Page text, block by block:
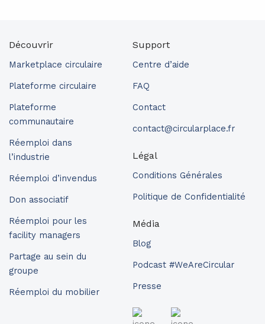
Découvrir
Marketplace circulaire
Plateforme circulaire
Plateforme
communautaire
Réemploi dans
l’industrie
Réemploi d’invendus
Don associatif
Réemploi pour les
facility managers
Partage au sein du
groupe
Réemploi du mobilier
Support
Centre d’aide
FAQ
Contact
contact@circularplace.fr
Légal
Conditions Générales
Politique de Confidentialité
Média
Blog
Podcast #WeAreCircular
Presse